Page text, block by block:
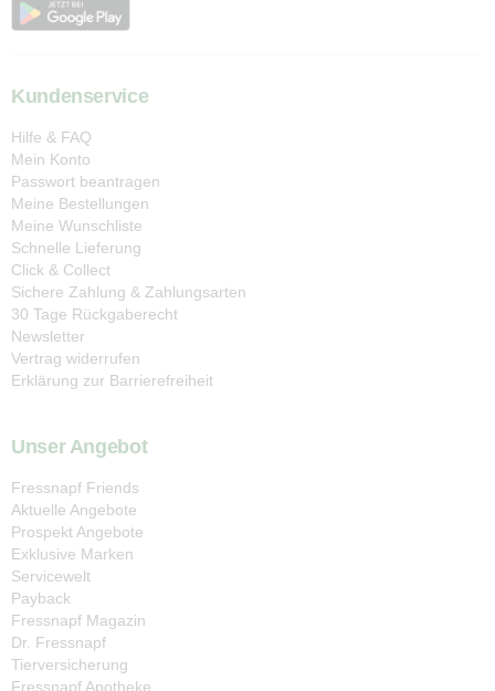
Kundenservice
Hilfe & FAQ
Mein Konto
Passwort beantragen
Meine Bestellungen
Meine Wunschliste
Schnelle Lieferung
Click & Collect
Sichere Zahlung & Zahlungsarten
30 Tage Rückgaberecht
Newsletter
Vertrag widerrufen
Erklärung zur Barrierefreiheit
Unser Angebot
Fressnapf Friends
Aktuelle Angebote
Prospekt Angebote
Exklusive Marken
Servicewelt
Payback
Fressnapf Magazin
Dr. Fressnapf
Tierversicherung
Fressnapf Apotheke